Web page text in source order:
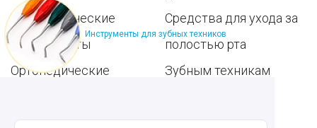
Инструменты для зубных техников
Терапевтические
инструменты
Ортопедические
Средства для ухода за
полостью рта
Зубным техникам